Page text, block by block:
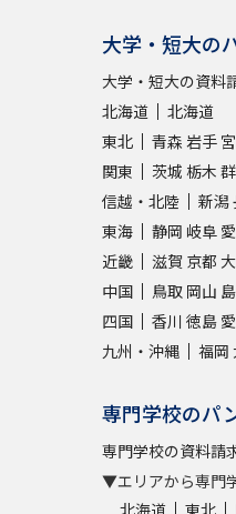
大学・短大の
大学・短大の資料
北海道
北海道
東北
青森 岩手
関東
茨城 栃木
信越・北陸
新潟
東海
静岡 岐阜
近畿
滋賀 京都
中国
鳥取 岡山
四国
香川 徳島
九州・沖縄
福岡
専門学校のパ
専門学校の資料請
▼エリアから専門
北海道
東北